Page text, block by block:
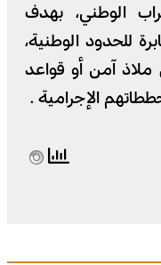
الوطني، بهدف
للحدود الوطنية،
آمن أو قواعد
الإجرامية .